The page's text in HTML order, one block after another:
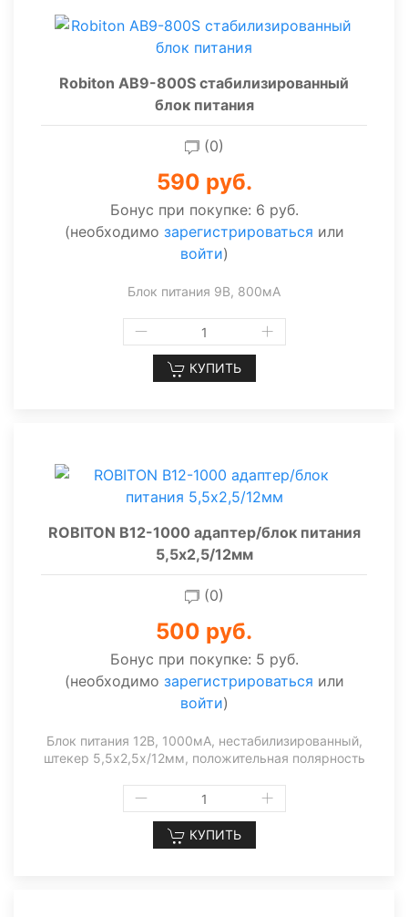
Robiton AB9-800S стабилизированный
блок питания
(0)
590 руб.
Бонус при покупке: 6 руб.
(необходимо зарегистрироваться или
войти)
Блок питания 9В, 800мА
КУПИТЬ
ROBITON B12-1000 адаптер/блок питания
5,5х2,5/12мм
(0)
500 руб.
Бонус при покупке: 5 руб.
(необходимо зарегистрироваться или
войти)
Блок питания 12В, 1000мА, нестабилизированный,
штекер 5,5х2,5х/12мм, положительная полярность
КУПИТЬ